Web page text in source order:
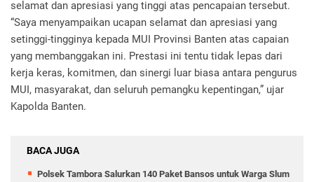
selamat dan apresiasi yang tinggi atas pencapaian tersebut.
“Saya menyampaikan ucapan selamat dan apresiasi yang
setinggi-tingginya kepada MUI Provinsi Banten atas capaian
yang membanggakan ini. Prestasi ini tentu tidak lepas dari
kerja keras, komitmen, dan sinergi luar biasa antara pengurus
MUI, masyarakat, dan seluruh pemangku kepentingan,” ujar
Kapolda Banten.
BACA JUGA
Polsek Tambora Salurkan 140 Paket Bansos untuk Warga Slum